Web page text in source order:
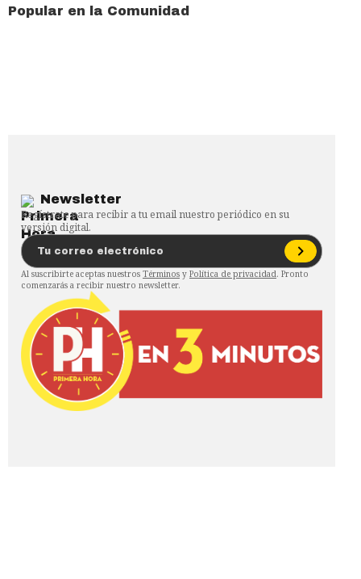
Popular en la Comunidad
Newsletter
Regístrate para recibir a tu email nuestro periódico en su
versión digital.
Al suscribirte aceptas nuestros Términos y Política de privacidad. Pronto
comenzarás a recibir nuestro newsletter.